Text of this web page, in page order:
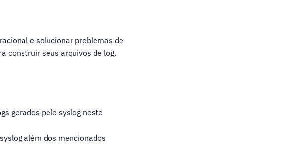
e solucionar problemas de
construir seus arquivos de log.
gerados pelo syslog neste
além dos mencionados